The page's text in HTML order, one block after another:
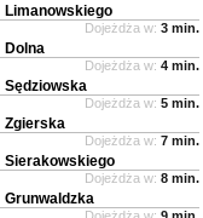
Limanowskiego
Dojeżdża w: 3 min.
Dolna
Dojeżdża w: 4 min.
Sędziowska
Dojeżdża w: 5 min.
Zgierska
Dojeżdża w: 7 min.
Sierakowskiego
Dojeżdża w: 8 min.
Grunwaldzka